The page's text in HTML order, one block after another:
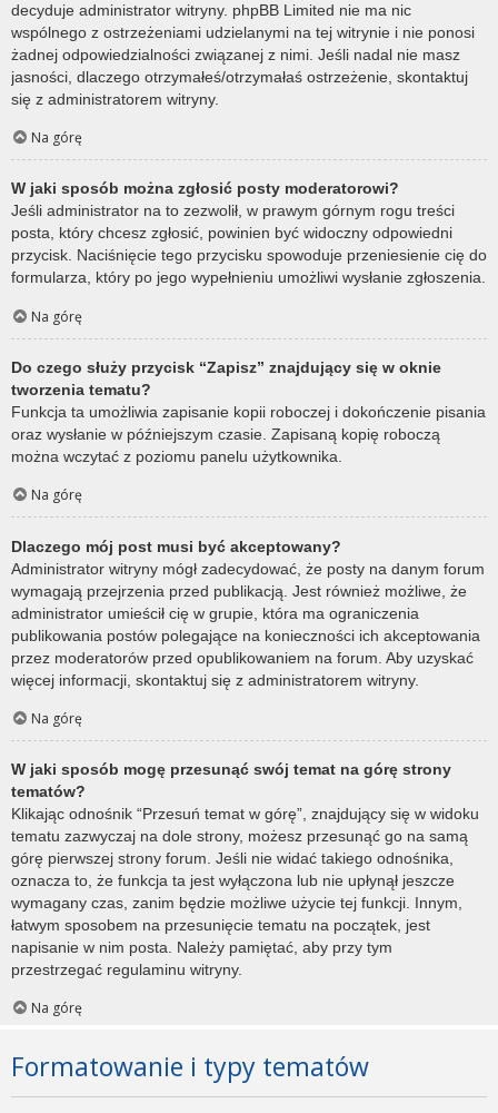
decyduje administrator witryny. phpBB Limited nie ma nic
wspólnego z ostrzeżeniami udzielanymi na tej witrynie i nie ponosi
żadnej odpowiedzialności związanej z nimi. Jeśli nadal nie masz
jasności, dlaczego otrzymałeś/otrzymałaś ostrzeżenie, skontaktuj
się z administratorem witryny.
Na górę
W jaki sposób można zgłosić posty moderatorowi?
Jeśli administrator na to zezwolił, w prawym górnym rogu treści
posta, który chcesz zgłosić, powinien być widoczny odpowiedni
przycisk. Naciśnięcie tego przycisku spowoduje przeniesienie cię do
formularza, który po jego wypełnieniu umożliwi wysłanie zgłoszenia.
Na górę
Do czego służy przycisk “Zapisz” znajdujący się w oknie
tworzenia tematu?
Funkcja ta umożliwia zapisanie kopii roboczej i dokończenie pisania
oraz wysłanie w późniejszym czasie. Zapisaną kopię roboczą
można wczytać z poziomu panelu użytkownika.
Na górę
Dlaczego mój post musi być akceptowany?
Administrator witryny mógł zadecydować, że posty na danym forum
wymagają przejrzenia przed publikacją. Jest również możliwe, że
administrator umieścił cię w grupie, która ma ograniczenia
publikowania postów polegające na konieczności ich akceptowania
przez moderatorów przed opublikowaniem na forum. Aby uzyskać
więcej informacji, skontaktuj się z administratorem witryny.
Na górę
W jaki sposób mogę przesunąć swój temat na górę strony
tematów?
Klikając odnośnik “Przesuń temat w górę”, znajdujący się w widoku
tematu zazwyczaj na dole strony, możesz przesunąć go na samą
górę pierwszej strony forum. Jeśli nie widać takiego odnośnika,
oznacza to, że funkcja ta jest wyłączona lub nie upłynął jeszcze
wymagany czas, zanim będzie możliwe użycie tej funkcji. Innym,
łatwym sposobem na przesunięcie tematu na początek, jest
napisanie w nim posta. Należy pamiętać, aby przy tym
przestrzegać regulaminu witryny.
Na górę
Formatowanie i typy tematów